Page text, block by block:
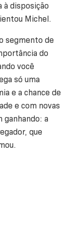
à disposição
Michel.
segmento de
do
você
só uma
e a chance de
e com novas
ganhando: a
que